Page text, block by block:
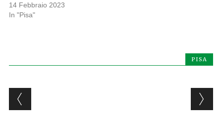
14 Febbraio 2023
In "Pisa"
PISA
Post navigation